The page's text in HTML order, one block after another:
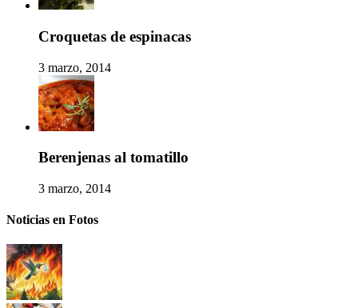
Croquetas de espinacas
3 marzo, 2014
Berenjenas al tomatillo
3 marzo, 2014
Noticias en Fotos